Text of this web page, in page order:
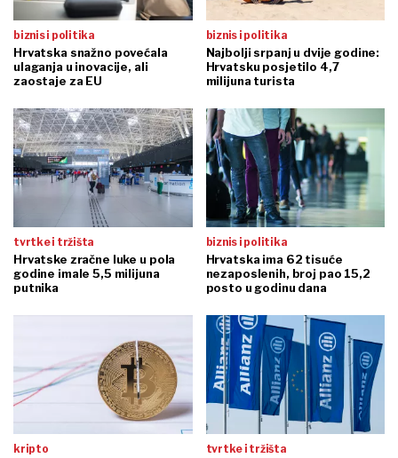
biznis i politika
Hrvatska snažno povećala
ulaganja u inovacije, ali
zaostaje za EU
biznis i politika
Najbolji srpanj u dvije godine:
Hrvatsku posjetilo 4,7
milijuna turista
tvrtke i tržišta
Hrvatske zračne luke u pola
godine imale 5,5 milijuna
putnika
biznis i politika
Hrvatska ima 62 tisuće
nezaposlenih, broj pao 15,2
posto u godinu dana
kripto tvrtke i tržišta